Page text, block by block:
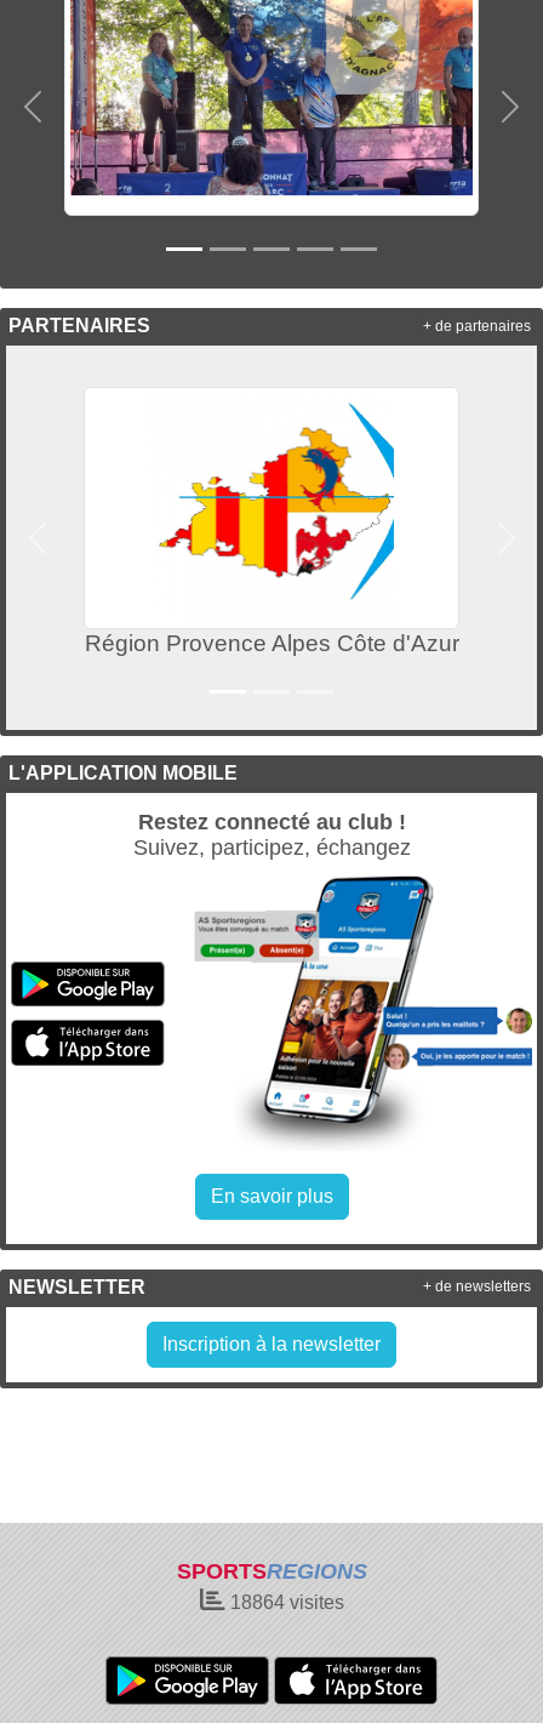
Précedent
PARTENAIRES
Région Provence Alpes Côte d'Azur
+ de partenaires
L'APPLICATION MOBILE
Restez connecté au club !
Suivez, participez, échangez
En savoir plus
NEWSLETTER
Inscription à la newsletter
+ de newsletters
SPORTSREGIONS
18864visites